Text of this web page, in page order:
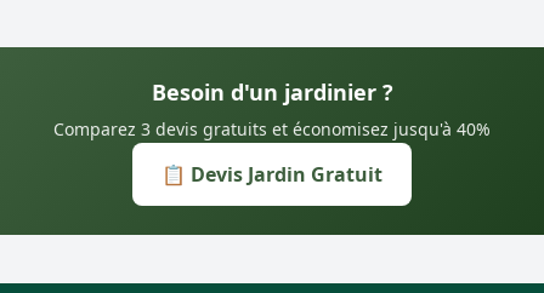
Besoin d'un jardinier ?
Comparez 3 devis gratuits et économisez jusqu'à 40%
📋 Devis Jardin Gratuit